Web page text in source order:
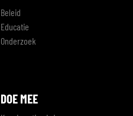
Beleid
Educatie
Onderzoek
DOE MEE